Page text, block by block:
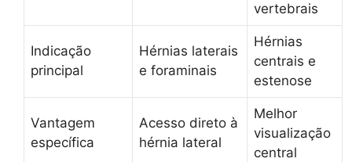
vertebrais
Indicação
principal
Hérnias laterais
e foraminais
Hérnias
centrais e
estenose
Vantagem
específica
Acesso direto à
hérnia lateral
Melhor
visualização
central